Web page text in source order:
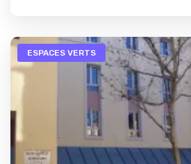
ESPACES VERTS